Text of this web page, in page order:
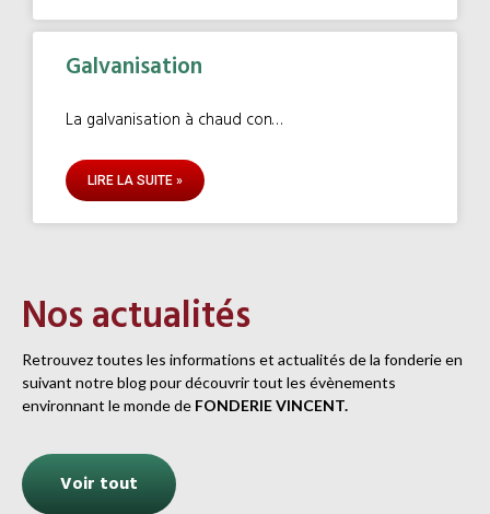
Galvanisation
La galvanisation à chaud consiste en un recouvrement
LIRE LA SUITE »
Nos actualités
Retrouvez toutes les informations et actualités de la fonderie en
suivant notre blog pour découvrir tout les évènements
environnant le monde de FONDERIE VINCENT.
Voir tout